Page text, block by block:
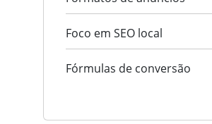
Foco em SEO local
Fórmulas de conversão